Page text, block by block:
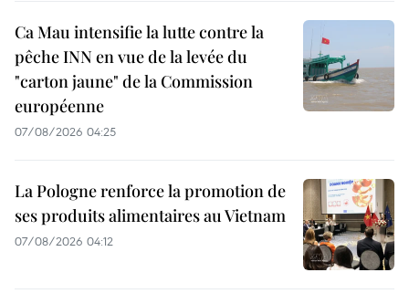
Ca Mau intensifie la lutte contre la
pêche INN en vue de la levée du
"carton jaune" de la Commission
européenne
07/08/2026 04:25
La Pologne renforce la promotion de
ses produits alimentaires au Vietnam
07/08/2026 04:12